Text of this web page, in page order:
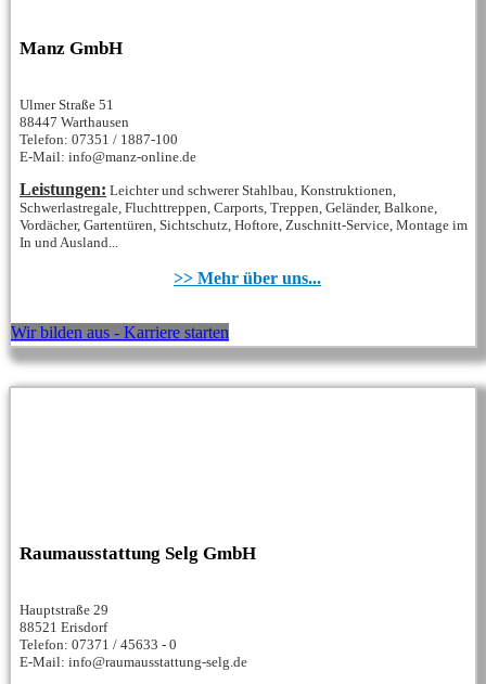
Manz GmbH
Ulmer Straße 51
88447 Warthausen
Telefon: 07351 / 1887-100
E-Mail: info@manz-online.de
Leistungen: Leichter und schwerer Stahlbau, Konstruktionen,
Schwerlastregale, Fluchttreppen, Carports, Treppen, Geländer, Balkone,
Vordächer, Gartentüren, Sichtschutz, Hoftore, Zuschnitt-Service, Montage im
In und Ausland...
>> Mehr über uns...
Wir bilden aus - Karriere starten
Raumausstattung Selg GmbH
Hauptstraße 29
88521 Erisdorf
Telefon: 07371 / 45633 - 0
E-Mail: info@raumausstattung-selg.de